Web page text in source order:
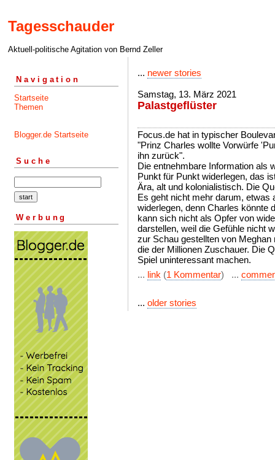
Tagesschauder
Aktuell-politische Agitation von Bernd Zeller
Navigation
Startseite
Themen
Blogger.de Startseite
Suche
Werbung
... newer stories
Samstag, 13. März 2021
Palastgeflüster
Focus.de hat in typischer
"Prinz Charles wollte Vorwürfe
ihn zurück".
Die entnehmbare Information als
Punkt für Punkt widerlegen, das
Ära, alt und kolonialistisch. Die
Es geht nicht mehr darum, etwas
widerlegen, denn Charles könnte
kann sich nicht als Opfer von
darstellen, weil die Gefühle nicht
zur Schau gestellten von
die der Millionen Zuschauer. Die
Spiel uninteressant machen.
... link (1 Kommentar) ...
... older stories